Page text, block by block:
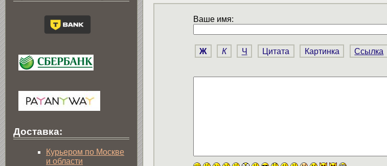
Ваше имя:
Ж К Ч Цитата Картинка Ссылка
Доставка:
Курьером по Москве
и области